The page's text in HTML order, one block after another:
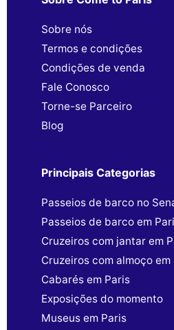
Sobre nós
Termos e condições
Condições de venda
Fale Conosco
Torne-se Parceiro
Blog
Principais Categorias
Passeios de barco no
Passeios de barco em
Cruzeiros com jantar em
Cruzeiros com almoço em
Cabarés em Paris
Exposições do momento
Museus em Paris